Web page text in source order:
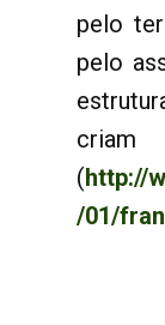
pelo
pelo
criam
(http://
/01/